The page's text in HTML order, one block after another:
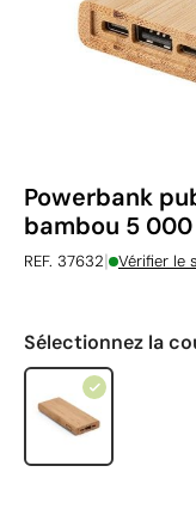
Powerbank
bambou 5
REF. 37632| Vérifier le
Sélectionnez la